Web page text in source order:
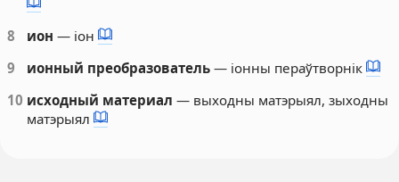
8 ион — іон
9
ионный преобразователь — іонны пераўтворнік
10 исходный материал — выходны матэрыял, зыходны
матэрыял